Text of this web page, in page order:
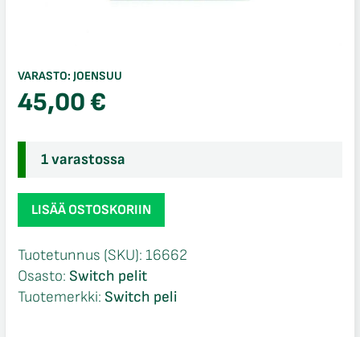
VARASTO: JOENSUU
45,00€
1 varastossa
New
Pokémon
Switch
määrä
LISÄÄ OSTOSKORIIN
Tuotetunnus (SKU): 16662
Osasto: Switch pelit
Tuotemerkki: Switch peli